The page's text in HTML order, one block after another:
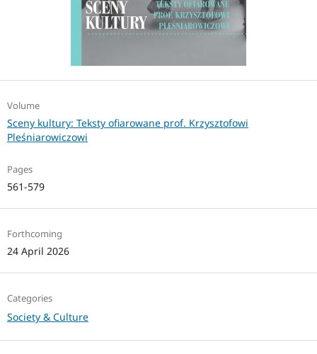
Volume
Sceny kultury: Teksty ofiarowane prof. Krzysztofowi
Pleśniarowiczowi
Pages
561-579
Forthcoming
24 April 2026
Categories
Society & Culture